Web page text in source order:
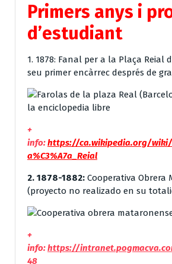
Primers anys i
d’estudiant
1. 1878: Fanal per a la Plaça Reial
seu primer encàrrec després de
+
info:https://ca.wikipedia.org/wiki/
a%C3%A7a_Reial
2. 1878-1882: Cooperativa Obrera
(proyecto no realizado en su
+
info:https://
48